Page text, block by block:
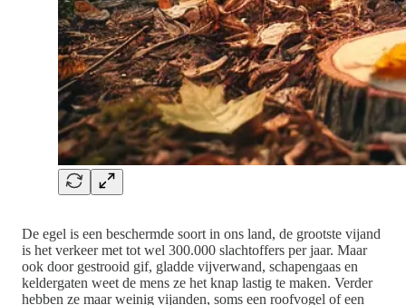
De egel is een beschermde soort in ons land, de grootste vijand
is het verkeer met tot wel 300.000 slachtoffers per jaar. Maar
ook door gestrooid gif, gladde vijverwand, schapengaas en
keldergaten weet de mens ze het knap lastig te maken. Verder
hebben ze maar weinig vijanden, soms een roofvogel of een